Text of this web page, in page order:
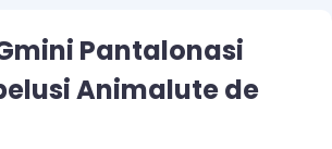
Pantalonasi
Animalute de